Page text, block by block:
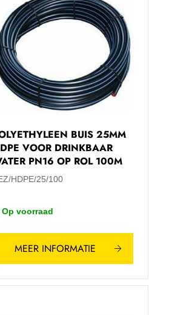
BUIS 25MM
VOOR DRINKBAAR
PN16 OP ROL 100M
HDPE/25/100
Op voorraad
MEER INFORMATIE